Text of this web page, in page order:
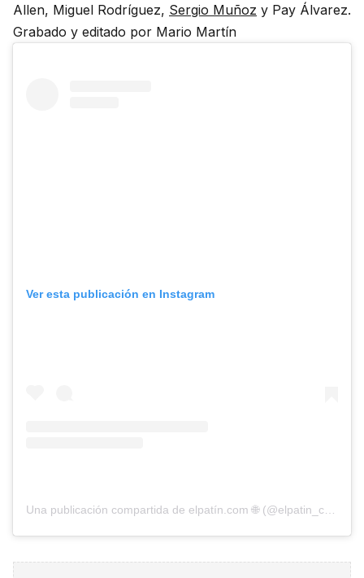
Allen, Miguel Rodríguez, Sergio Muñoz y Pay Álvarez.
Grabado y editado por Mario Martín
Ver esta publicación en Instagram
Una publicación compartida de elpatín.com 🌐 (@elpatin_com)